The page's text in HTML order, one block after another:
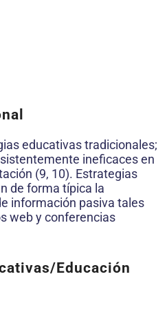
educativas tradicionales;
ineficaces en
(9, 10). Estrategias
de forma típica la
información pasiva tales
web y conferencias
Educación